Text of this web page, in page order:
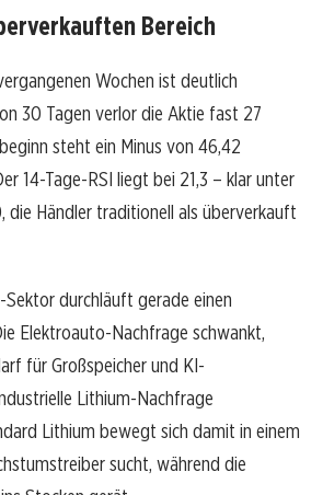
Bereich
Wochen ist deutlich
30 Tagen verlor die Aktie fast 27
steht ein Minus von 46,42
14-Tage-RSI liegt bei 21,3 – klar unter
die Händler traditionell als überverkauft
durchläuft gerade einen
Elektroauto-Nachfrage schwankt,
für Großspeicher und KI-
Lithium-Nachfrage
Lithium bewegt sich damit in einem
sucht, während die